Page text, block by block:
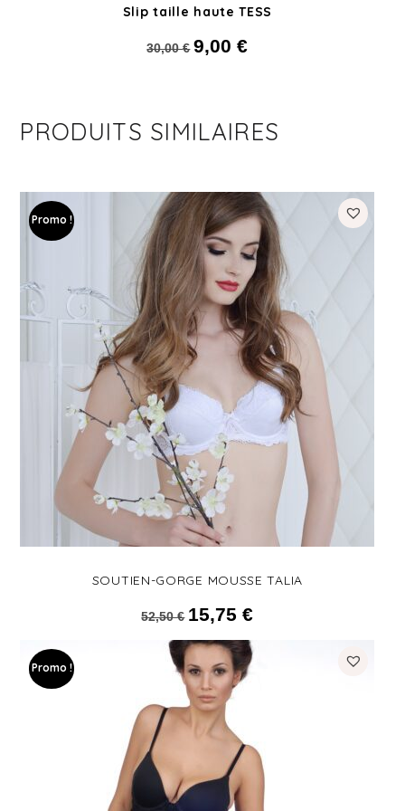
Slip taille haute TESS
30,00€ Le prix initial était : 30,00 €.
9,00€
PRODUITS SIMILAIRES
Promo !
SOUTIEN-GORGE MOUSSE TALIA
52,50€ Le prix initial était : 52,50 €.
15,75€
Promo !